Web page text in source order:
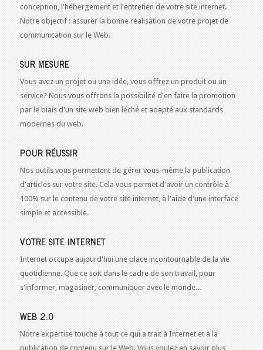
conception, l'hébergement et l'entretien de votre site internet.
Notre objectif : assurer la bonne réalisation de votre projet de
communication sur le Web.
SUR MESURE
Vous avez un projet ou une idée, vous offrez un produit ou un
service? Nous vous offrons la possibilité d'en faire la promotion
par le biais d'un site web bien léché et adapté aux standards
modernes du web.
POUR RÉUSSIR
Nos outils vous permettent de gérer vous-même la publication
d'articles sur votre site. Cela vous permet d'avoir un contrôle à
100% sur le contenu de votre site internet, à l'aide d'une interface
simple et accessible.
VOTRE SITE INTERNET
Internet occupe aujourd'hui une place incontournable de la vie
quotidienne. Que ce soit dans le cadre de son travail, pour
s'informer, magasiner, communiquer avec le monde...
WEB 2.0
Notre expertise touche à tout ce qui a trait à Internet et à la
publication de contenu sur le Web. Vous voulez en savoir plus,